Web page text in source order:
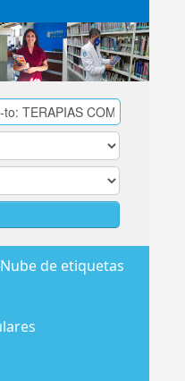
Nube de etiquetas